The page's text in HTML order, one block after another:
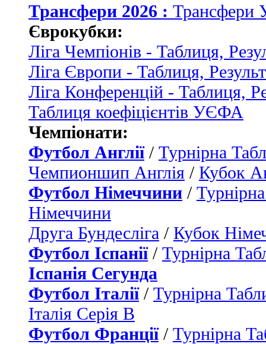
Трансфери 2026 : Трансфери
Єврокубки:
Ліга Чемпіонів - Таблиця,
Ліга Європи - Таблиця,
Ліга Конференцій - Таблиця,
Таблиця коефіцієнтів УЄФА
Чемпіонати:
Футбол Англії/ Турнірна
Чемпионшип Англія / Кубок
Футбол Німеччини /
Німеччини
Друга Бундесліга / Кубок
Футбол Іспанії/ Турнірна
Іспанія Сегунда
Футбол Італії/ Турнірна
Італія Серія B
Футбол Франції/ Турнірна